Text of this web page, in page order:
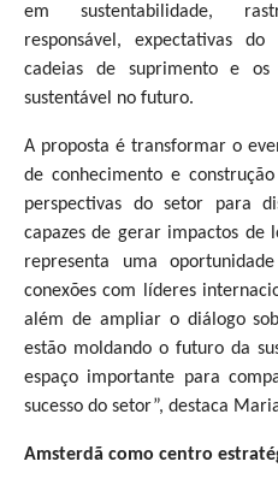
em sustentabilidade,
responsável, expectativas
cadeias de suprimento e
sustentável no futuro.
A proposta é transformar o
de conhecimento e
perspectivas do setor para
capazes de gerar impactos de
representa uma
conexões com líderes
além de ampliar o diálogo
estão moldando o futuro da
espaço importante para
sucesso do setor”, destaca
Amsterdã como centro